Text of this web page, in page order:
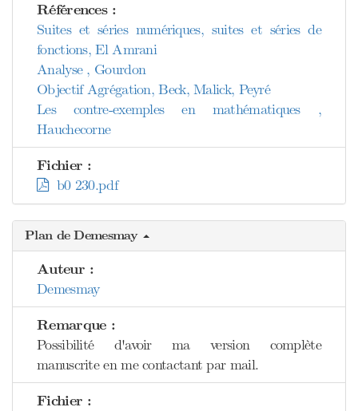
Références :
Suites et séries numériques, suites et séries de
fonctions, El Amrani
Analyse , Gourdon
Objectif Agrégation, Beck, Malick, Peyré
Les contre-exemples en mathématiques ,
Hauchecorne
Fichier :
b0 230.pdf
Plan de Demesmay
Auteur :
Demesmay
Remarque :
Possibilité d'avoir ma version complète
manuscrite en me contactant par mail.
Fichier :